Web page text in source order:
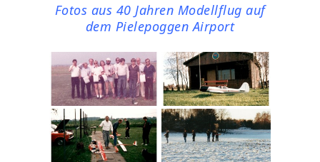
Fotos aus 40 Jahren Modellflug auf
dem Pielepoggen Airport